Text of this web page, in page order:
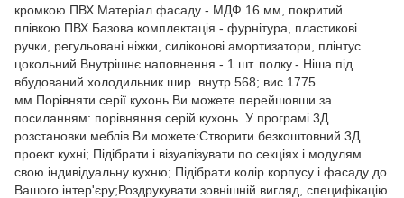
кромкою ПВХ.Матеріал фасаду - МДФ 16 мм, покритий
плівкою ПВХ.Базова комплектація - фурнітура, пластикові
ручки, регульовані ніжки, силіконові амортизатори, плінтус
цокольний.Внутрішнє наповнення - 1 шт. полку.- Ніша під
вбудований холодильник шир. внутр.568; вис.1775
мм.Порівняти серії кухонь Ви можете перейшовши за
посиланням: порівняння серій кухонь. У програмі 3Д
розстановки меблів Ви можете:Створити безкоштовний 3Д
проект кухні; Підібрати і візуалізувати по секціях і модулям
свою індивідуальну кухню; Підібрати колір корпусу і фасаду до
Вашого інтер'єру;Роздрукувати зовнішній вигляд, специфікацію